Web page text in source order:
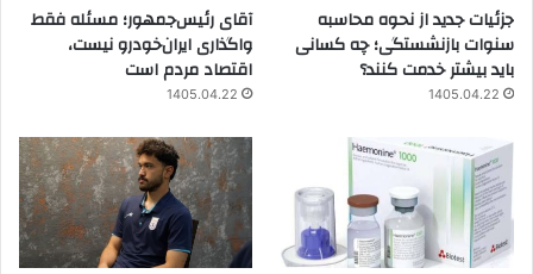
جزئیات جدید از نحوه محاسبه
سنوات بازنشستگی؛ چه کسانی
باید بیشتر خدمت کنند؟
1405.04.22
آقای رئیس‌جمهور؛ مسئله فقط
واگذاری ایران‌خودرو نیست،
اقتصاد مردم است
1405.04.22